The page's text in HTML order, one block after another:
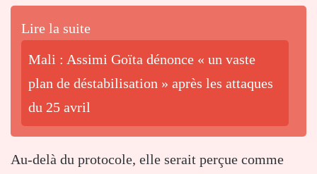
Lire la suite
Mali : Assimi Goïta dénonce « un vaste
plan de déstabilisation » après les attaques
du 25 avril
Au-delà du protocole, elle serait perçue comme